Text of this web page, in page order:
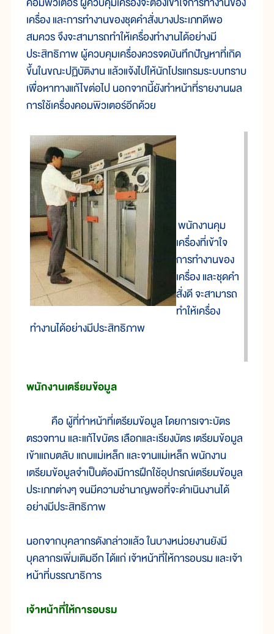
เครื่อง และการทำงานของชุดคำสั่งบางประเภทดีพอ
สมควร จึงจะสามารถทำให้เครื่องทำงานได้อย่างมี
ประสิทธิภาพ ผู้ควบคุมเครื่องควรจดบันทึกปัญหาที่เกิด
ขึ้นในขณะปฏิบัติงาน แล้วแจ้งไปให้นักโปรแกรมระบบทราบ
เพื่อหาทางแก้ไขต่อไป นอกจากนี้ยังทำหน้าที่รายงานผล
การใช้เครื่องคอมพิวเตอร์อีกด้วย
พนักงานคุม
เครื่องที่เข้าใจ
การทำงานของ
เครื่อง และชุดคำ
สั่งดี จะสามารถ
ทำให้เครื่อง
ทำงานได้อย่างมีประสิทธิภาพ
พนักงานเตรียมข้อมูล
คือ ผู้ที่ทำหน้าที่เตรียมข้อมูล โดยการเจาะบัตร
ตรวจทาน และแก้ไขบัตร เลือกและเรียงบัตร เตรียมข้อมูล
เข้าแถบตลับ แถบแม่เหล็ก และจานแม่เหล็ก พนักงาน
เตรียมข้อมูลจำเป็นต้องมีการฝึกใช้อุปกรณ์เตรียมข้อมูล
ประเภทต่างๆ จนมีความชำนาญพอที่จะดำเนินงานได้
อย่างมีประสิทธิภาพ
นอกจากบุคลากรดังกล่าวแล้ว ในบางหน่วยงานยังมี
บุคลากรเพิ่มเติมอีก ได้แก่ เจ้าหน้าที่ให้การอบรม และเจ้า
หน้าที่บรรณาธิการ
เจ้าหน้าที่ให้การอบรม